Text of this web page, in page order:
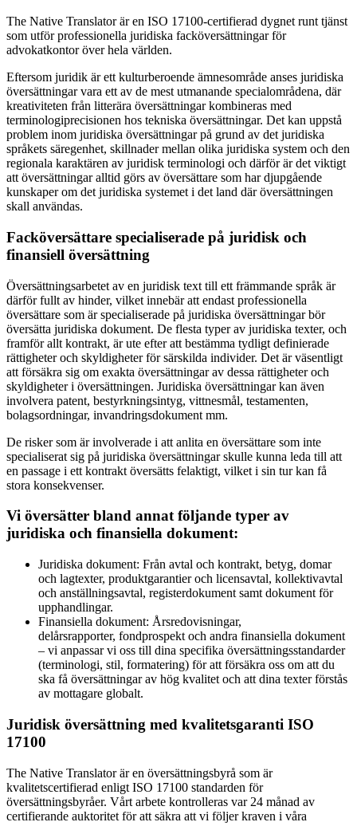
The Native Translator är en ISO 17100-certifierad dygnet runt tjänst
som utför professionella juridiska facköversättningar för
advokatkontor över hela världen.
Eftersom juridik är ett kulturberoende ämnesområde anses juridiska
översättningar vara ett av de mest utmanande specialområdena, där
kreativiteten från litterära översättningar kombineras med
terminologiprecisionen hos tekniska översättningar. Det kan uppstå
problem inom juridiska översättningar på grund av det juridiska
språkets säregenhet, skillnader mellan olika juridiska system och den
regionala karaktären av juridisk terminologi och därför är det viktigt
att översättningar alltid görs av översättare som har djupgående
kunskaper om det juridiska systemet i det land där översättningen
skall användas.
Facköversättare specialiserade på juridisk och
finansiell översättning
Översättningsarbetet av en juridisk text till ett främmande språk är
därför fullt av hinder, vilket innebär att endast professionella
översättare som är specialiserade på juridiska översättningar bör
översätta juridiska dokument. De flesta typer av juridiska texter, och
framför allt kontrakt, är ute efter att bestämma tydligt definierade
rättigheter och skyldigheter för särskilda individer. Det är väsentligt
att försäkra sig om exakta översättningar av dessa rättigheter och
skyldigheter i översättningen. Juridiska översättningar kan även
involvera patent, bestyrkningsintyg, vittnesmål, testamenten,
bolagsordningar, invandringsdokument mm.
De risker som är involverade i att anlita en översättare som inte
specialiserat sig på juridiska översättningar skulle kunna leda till att
en passage i ett kontrakt översätts felaktigt, vilket i sin tur kan få
stora konsekvenser.
Vi översätter bland annat följande typer av
juridiska och finansiella dokument:
Juridiska dokument: Från avtal och kontrakt, betyg, domar
och lagtexter, produktgarantier och licensavtal, kollektivavtal
och anställningsavtal, registerdokument samt dokument för
upphandlingar.
Finansiella dokument: Årsredovisningar,
delårsrapporter, fondprospekt och andra finansiella dokument
– vi anpassar vi oss till dina specifika översättningsstandarder
(terminologi, stil, formatering) för att försäkra oss om att du
ska få översättningar av hög kvalitet och att dina texter förstås
av mottagare globalt.
Juridisk översättning med kvalitetsgaranti ISO
17100
The Native Translator är en översättningsbyrå som är
kvalitetscertifierad enligt ISO 17100 standarden för
översättningsbyråer. Vårt arbete kontrolleras var 24 månad av
certifierande auktoritet för att säkra att vi följer kraven i våra